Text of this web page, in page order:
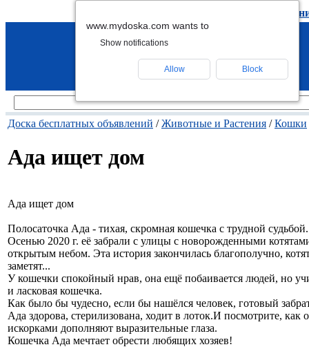
удалить
Доска бесплатных объявлений /Животные и Растения /Кошки
Ада ищет дом
Ада ищет дом
Полосаточка Ада - тихая, скромная кошечка с трудной
Осенью 2020 г. еë забрали с улицы с новорожденными
открытым небом. Эта история закончилась благополучно,
заметят...
У кошечки спокойный нрав, она ещё побаивается людей, но
и ласковая кошечка.
Как было бы чудесно, если бы нашёлся человек, готовый
Ада здорова, стерилизована, ходит в лоток.И посмотрите,
искорками дополняют выразительные глаза.
Кошечка Ада мечтает обрести любящих хозяев!
www.mydoska.com wants to
Show notifications
Allow Block